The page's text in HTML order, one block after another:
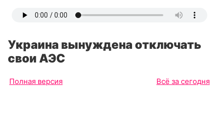
Украина вынуждена отключать
свои АЭС
Полная версия Всё за сегодня